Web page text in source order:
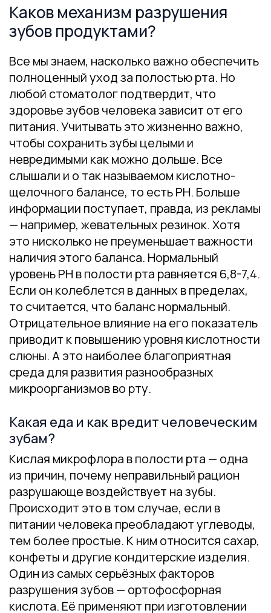
Каков механизм разрушения
зубов продуктами?
Все мы знаем, насколько важно обеспечить
полноценный уход за полостью рта. Но
любой стоматолог подтвердит, что
здоровье зубов человека зависит от его
питания. Учитывать это жизненно важно,
чтобы сохранить зубы целыми и
невредимыми как можно дольше. Все
слышали и о так называемом кислотно-
щелочного балансе, то есть PH. Больше
информации поступает, правда, из рекламы
— например, жевательных резинок. Хотя
это нисколько не преуменьшает важности
наличия этого баланса. Нормальный
уровень PH в полости рта равняется 6,8-7,4.
Если он колеблется в данных в пределах,
то считается, что баланс нормальный.
Отрицательное влияние на его показатель
приводит к повышению уровня кислотности
слюны. А это наиболее благоприятная
среда для развития разнообразных
микроорганизмов во рту.
Какая еда и как вредит человеческим
зубам?
Кислая микрофлора в полости рта — одна
из причин, почему неправильный рацион
разрушающе воздействует на зубы.
Происходит это в том случае, если в
питании человека преобладают углеводы,
тем более простые. К ним относится сахар,
конфеты и другие кондитерские изделия.
Один из самых серьёзных факторов
разрушения зубов — ортофосфорная
кислота. Её применяют при изготовлении